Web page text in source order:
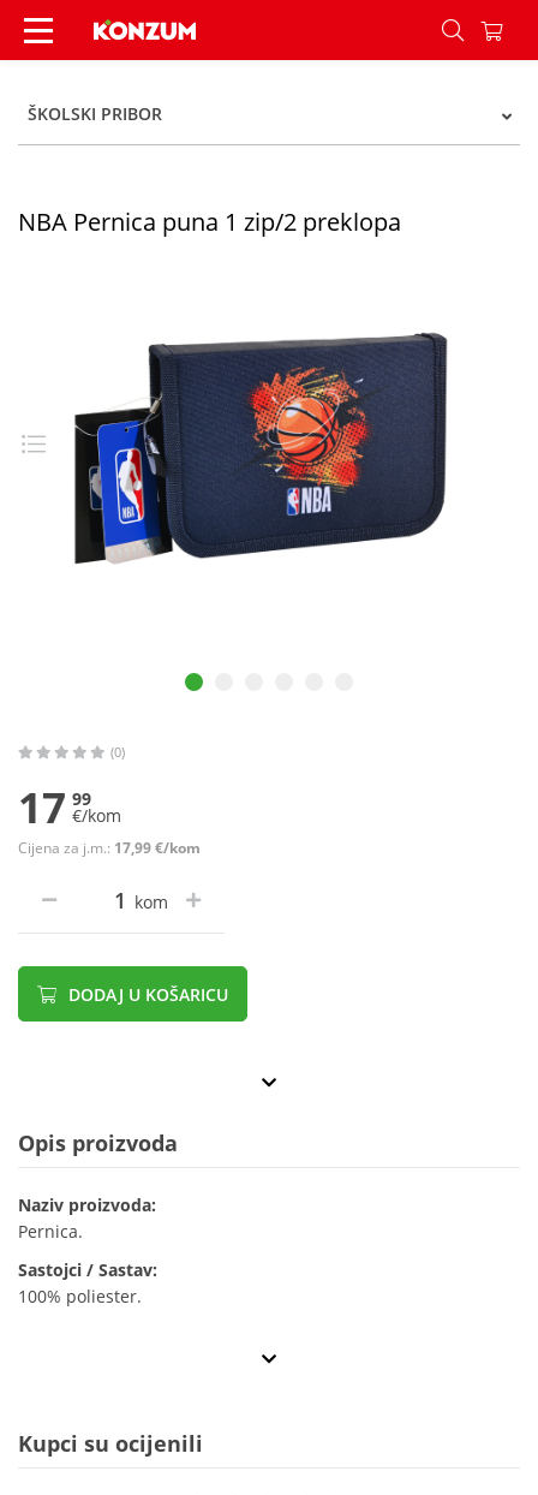
NBA Pernica puna 1 zip/2 preklopa - Konzum
ŠKOLSKI PRIBOR
NBA Pernica puna 1 zip/2 preklopa
(0)
17 99
€/kom
Cijena za j.m.: 17,99 €/kom
kom
DODAJ U KOŠARICU
Opis proizvoda
Naziv proizvoda:
Pernica.
Sastojci / Sastav:
100% poliester.
Kupci su ocijenili